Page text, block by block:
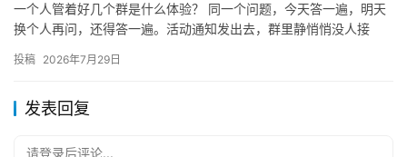
一个人管着好几个群是什么体验？ 同一个问题，今天答一遍，明天
换个人再问，还得答一遍。活动通知发出去，群里静悄悄没人接
回…
投稿 2026年7月29日
发表回复
请登录后评论...